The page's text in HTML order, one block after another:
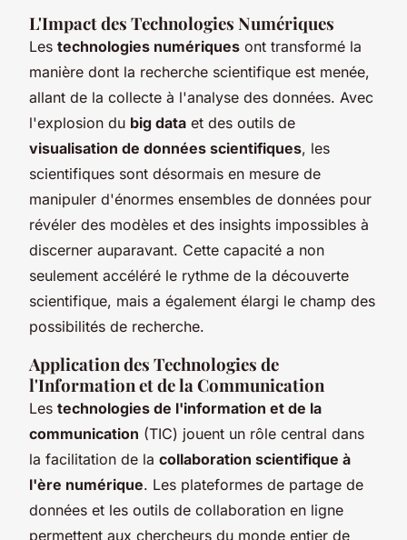
L'Impact des Technologies Numériques
Les technologies numériques ont transformé la
manière dont la recherche scientifique est menée,
allant de la collecte à l'analyse des données. Avec
l'explosion du big data et des outils de
visualisation de données scientifiques, les
scientifiques sont désormais en mesure de
manipuler d'énormes ensembles de données pour
révéler des modèles et des insights impossibles à
discerner auparavant. Cette capacité a non
seulement accéléré le rythme de la découverte
scientifique, mais a également élargi le champ des
possibilités de recherche.
Application des Technologies de
l'Information et de la Communication
Les technologies de l'information et de la
communication (TIC) jouent un rôle central dans
la facilitation de la collaboration scientifique à
l'ère numérique. Les plateformes de partage de
données et les outils de collaboration en ligne
permettent aux chercheurs du monde entier de